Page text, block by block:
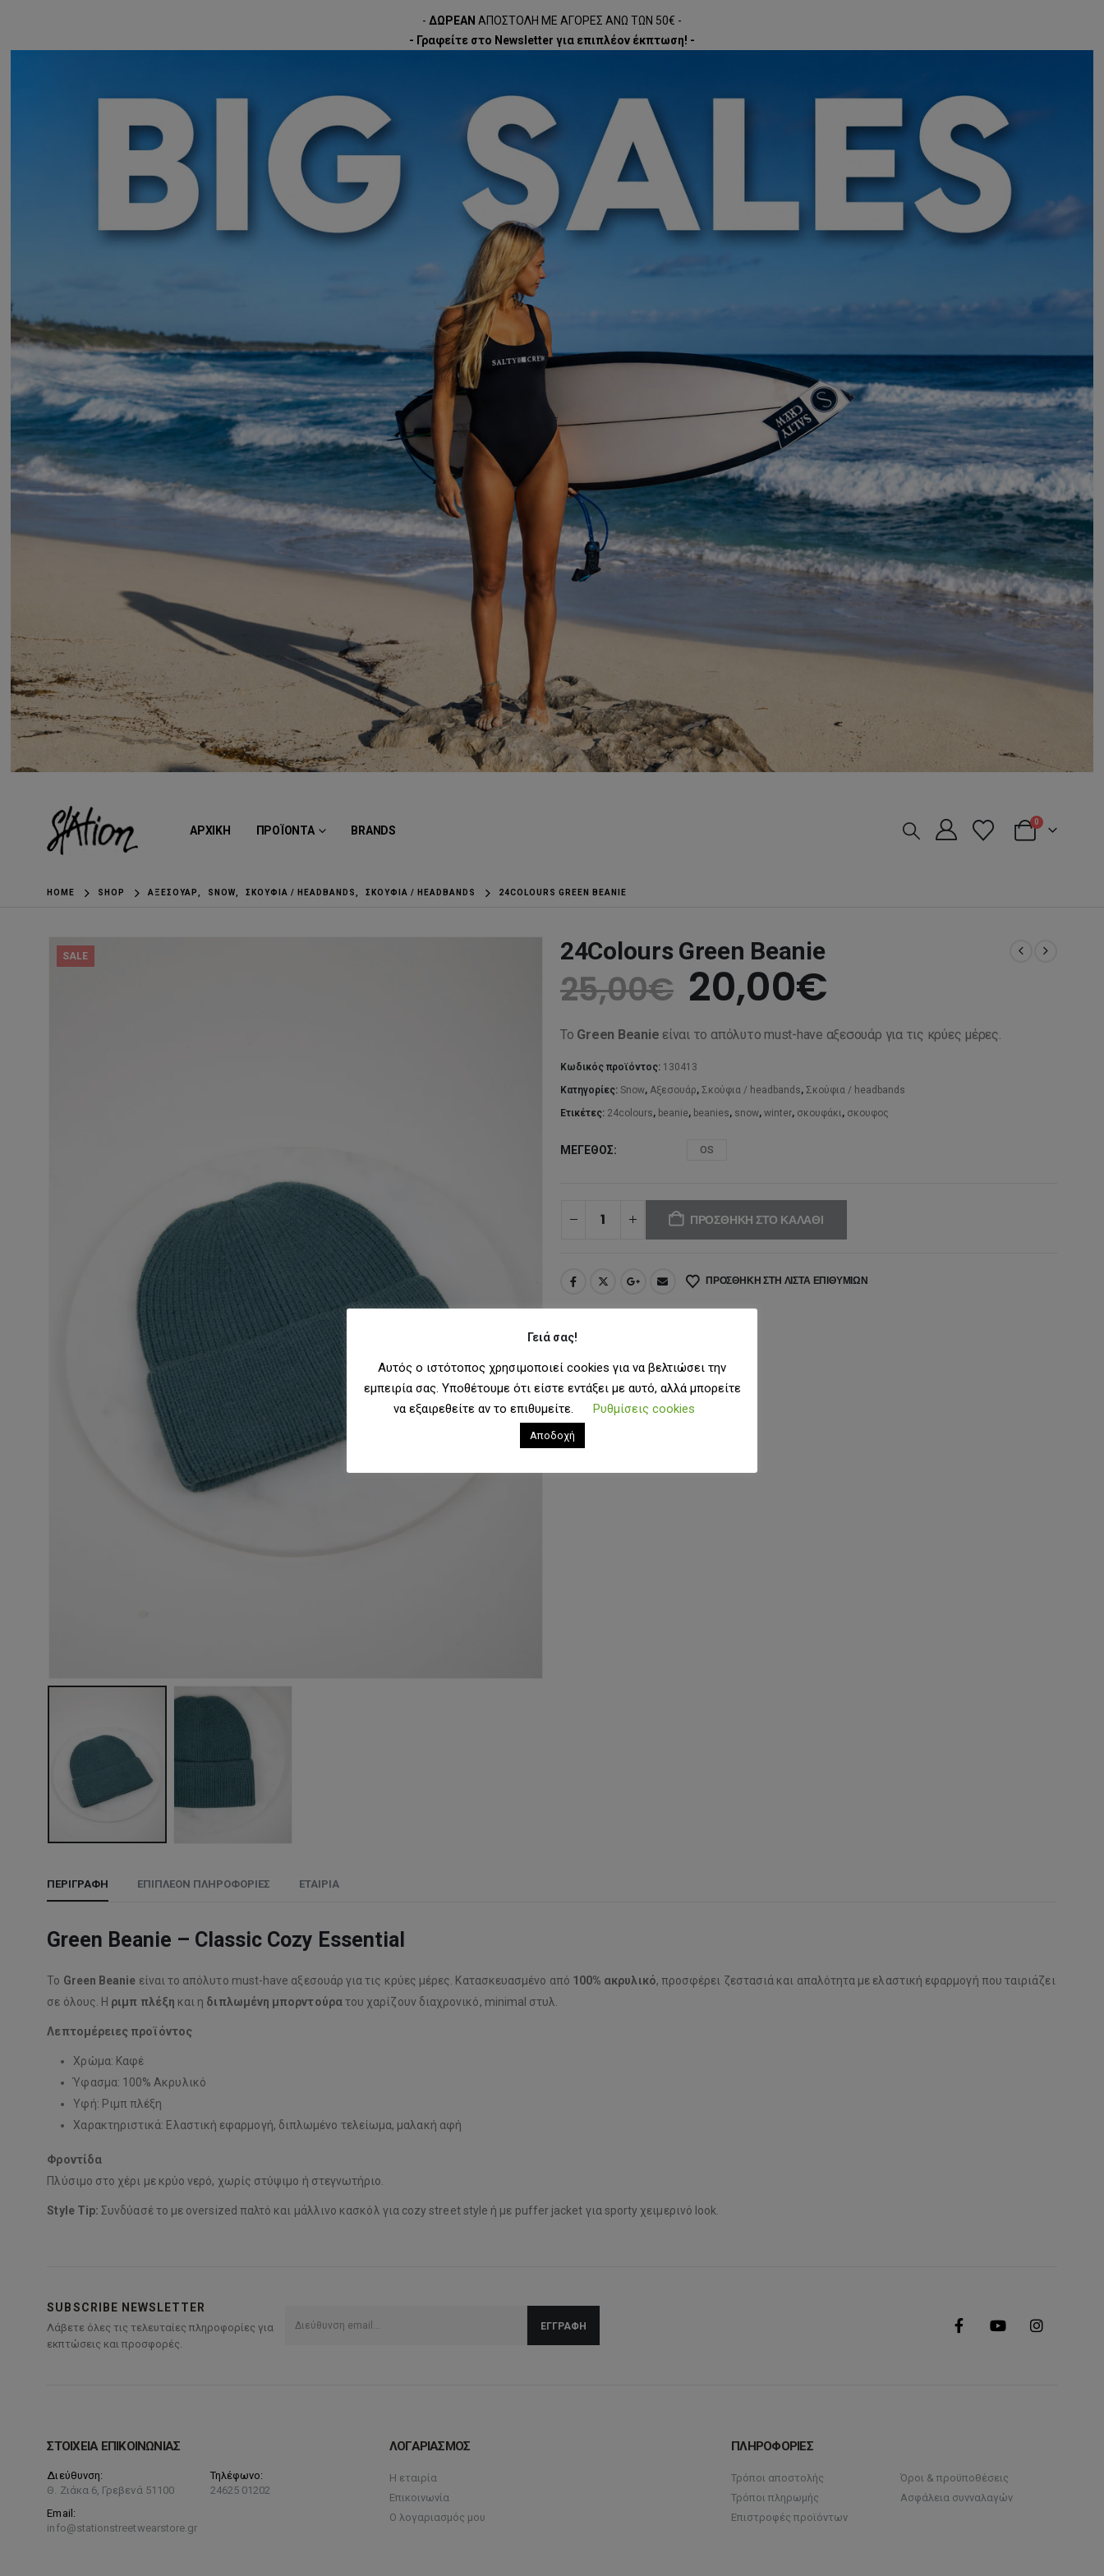
- ΔΩΡΕΑΝ ΑΠΟΣΤΟΛΗ ΜΕ ΑΓΟΡΕΣ ΑΝΩ ΤΩΝ 50€ -
- Γραφείτε στο Newsletter για επιπλέον έκπτωση! -
ΑΡΧΙΚΗ ΠΡΟΪΟΝΤΑ BRANDS
0
HOME SHOP ΑΞΕΣΟΥΆΡ SNOW ΣΚΟΎΦΙΑ / HEADBANDS ΣΚΟΎΦΙΑ / HEADBANDS 24COLOURS GREEN BEANIE
SALE 24Colours Green Beanie
25,00€ Original
price
was:
25,00€.
20,00€
τρέχουσα
είναι:
Το Green Beanie είναι το απόλυτο must-have αξεσουάρ για τις κρύες μέρες.
Κωδικός προϊόντος: 130413
Κατηγορίες: Snow, Αξεσουάρ, Σκούφια / headbands, Σκούφια / headbands
Ετικέτες: 24colours, beanie, beanies, snow, winter, σκουφάκι, σκουφος
ΜΈΓΕΘΟΣ OS
ΠΡΟΣΘΉΚΗ ΣΤΟ ΚΑΛΆΘΙ
ΠΡΟΣΘΉΚΗ ΣΤΗ ΛΊΣΤΑ ΕΠΙΘΥΜΙΏΝ
ΠΕΡΙΓΡΑΦΉ ΕΠΙΠΛΈΟΝ ΠΛΗΡΟΦΟΡΊΕΣ ΕΤΑΙΡΊΑ
Green Beanie – Classic Cozy Essential
Το Green Beanie είναι το απόλυτο must-have αξεσουάρ για τις κρύες μέρες. Κατασκευασμένο από 100% ακρυλικό, προσφέρει ζεστασιά και απαλότητα με ελαστική εφαρμογή που ταιριάζει
σε όλους. Η ριμπ πλέξη και η διπλωμένη μπορντούρατου χαρίζουν διαχρονικό, minimal στυλ.
Λεπτομέρειες προϊόντος
Χρώμα: Καφέ
Ύφασμα: 100% Ακρυλικό
Υφή: Ριμπ πλέξη
Χαρακτηριστικά: Ελαστική εφαρμογή, διπλωμένο τελείωμα, μαλακή αφή
Φροντίδα
Πλύσιμο στο χέρι με κρύο νερό, χωρίς στύψιμο ή στεγνωτήριο.
Style Tip: Συνδύασέ το με oversized παλτό και μάλλινο κασκόλ για cozy street style ή με puffer jacket για sporty χειμερινό look.
SUBSCRIBE NEWSLETTER
Λάβετε όλες τις τελευταίες πληροφορίες για
εκπτώσεις και προσφορές.
ΣΤΟΙΧΕΙΑ ΕΠΙΚΟΙΝΩΝΙΑΣ
Διεύθυνση:
Θ. Ζιάκα 6, Γρεβενά 51100
Τηλέφωνο:
24625 01202
Email:
info@stationstreetwearstore.gr
ΛΟΓΑΡΙΑΣΜΟΣ
Η εταιρία
Επικοινωνία
Ο λογαριασμός μου
ΠΛΗΡΟΦΟΡΙΕΣ
Τρόποι αποστολής
Τρόποι πληρωμής
Επιστροφές προϊόντων
Όροι & προϋποθέσεις
Ασφάλεια συνναλαγών
Γειά σας!
Αυτός ο ιστότοπος χρησιμοποιεί cookies για να βελτιώσει την
εμπειρία σας. Υποθέτουμε ότι είστε εντάξει με αυτό, αλλά μπορείτε
να εξαιρεθείτε αν το επιθυμείτε.
Ρυθμίσεις cookies
Αποδοχή